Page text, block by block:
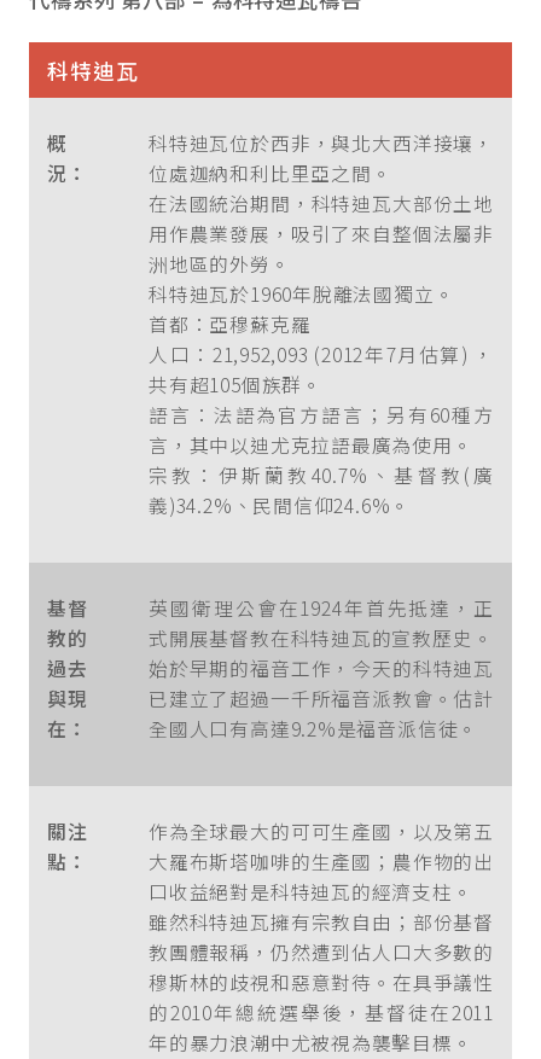
科特迪瓦
概
況：
科特迪瓦位於西非，與北大西洋接壤，
位處迦納和利比里亞之間。
在法國統治期間，科特迪瓦大部份土地
用作農業發展，吸引了來自整個法屬非
洲地區的外勞。
科特迪瓦於1960年脫離法國獨立。
首都：亞穆蘇克羅
人口：21,952,093 (2012年7月估算) ，
共有超105個族群。
語言：法語為官方語言；另有60種方
言，其中以迪尤克拉語最廣為使用。
宗教：伊斯蘭教40.7%、基督教(廣
義)34.2%、民間信仰24.6%。
基督
教的
過去
與現
在：
英國衛理公會在1924年首先抵達，正
式開展基督教在科特迪瓦的宣教歷史。
始於早期的福音工作，今天的科特迪瓦
已建立了超過一千所福音派教會。估計
全國人口有高達9.2%是福音派信徒。
關注
點：
作為全球最大的可可生產國，以及第五
大羅布斯塔咖啡的生產國；農作物的出
口收益絕對是科特迪瓦的經濟支柱。
雖然科特迪瓦擁有宗教自由；部份基督
教團體報稱，仍然遭到佔人口大多數的
穆斯林的歧視和惡意對待。在具爭議性
的2010年總統選舉後，基督徒在2011
年的暴力浪潮中尤被視為襲擊目標。